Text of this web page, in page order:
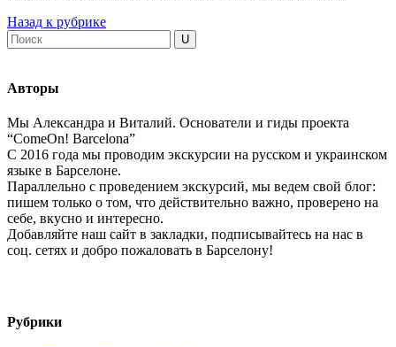
Назад к рубрике
Авторы
Мы Александра и Виталий. Основатели и гиды проекта
“ComeOn! Barcelona”
С 2016 года мы проводим экскурсии на русском и украинском
языке в Барселоне.
Параллельно с проведением экскурсий, мы ведем свой блог:
пишем только о том, что действительно важно, проверено на
себе, вкусно и интересно.
Добавляйте наш сайт в закладки, подписывайтесь на нас в
соц. сетях и добро пожаловать в Барселону!
Рубрики